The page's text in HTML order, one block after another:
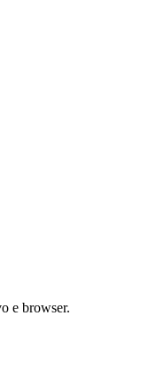
e browser.